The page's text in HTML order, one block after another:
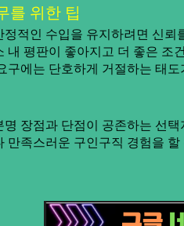
를 위한 팁
정적인 수입을 유지하려면 신
내 평판이 좋아지고 더 좋은 조
구에는 단호하게 거절하는 태도
명 장점과 단점이 공존하는 선
만족스러운 구인구직 경험을